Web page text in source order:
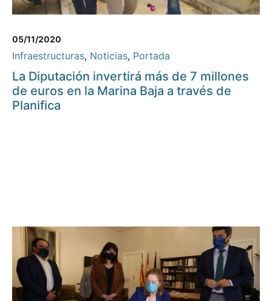
05/11/2020
Infraestructuras, Noticias, Portada
La Diputación invertirá más de 7 millones
de euros en la Marina Baja a través de
Planifica